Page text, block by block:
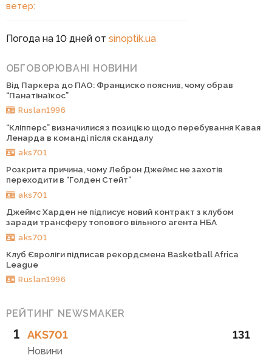
ветер:
Погода на 10 дней от sinoptik.ua
ОБГОВОРЮВАНІ НОВИНИ
Від Паркера до ПАО: Франциско пояснив, чому обрав
“Панатінаїкос”
Ruslan1996
“Кліпперс” визначилися з позицією щодо перебування Кавая
Ленарда в команді після скандалу
aks701
Розкрита причина, чому Леброн Джеймс не захотів
переходити в “Голден Стейт”
aks701
Джеймс Харден не підписує новий контракт з клубом
заради трансферу топового вільного агента НБА
aks701
Клуб Євроліги підписав рекордсмена Basketball Africa
League
Ruslan1996
РЕЙТИНГ NEWSMAKER
1 AKS701
Новини
131